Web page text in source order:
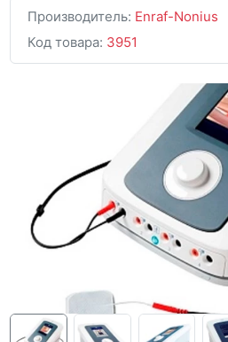
Производитель: Enraf-Nonius
Код товара: 3951